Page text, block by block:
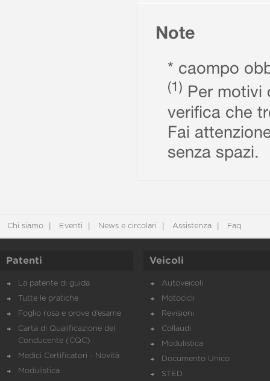
Note
* caompo
(1) Per motivi
verifica che
Fai
senza spazi.
Chi siamo Eventi News e circolari Assistenza Faq
Patenti
La patente di guida
Tutte le pratiche
Foglio rosa e prove d’esame
Carta di Qualificazione del
Conducente (CQC)
Medici Certificatori - Novità
Modulistica
Veicoli
Autoveicoli
Motocicli
Revisioni
Collaudi
Modulistica
Documento Unico
STED